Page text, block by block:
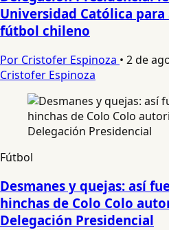
Universidad Católica para
fútbol chileno
Por Cristofer Espinoza • 2 de
Cristofer Espinoza
Fútbol
Desmanes y quejas: así
hinchas de Colo Colo
Delegación Presidencial